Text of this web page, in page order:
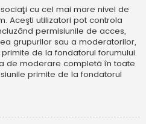
cu cel mai mare nivel de
Aceşti utilizatori pot controla
permisiunile de acces,
grupurilor sau a moderatorilor,
de la fondatorul forumului.
de moderare completă în toate
primite de la fondatorul